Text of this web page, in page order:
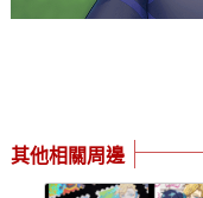
其他相關周邊